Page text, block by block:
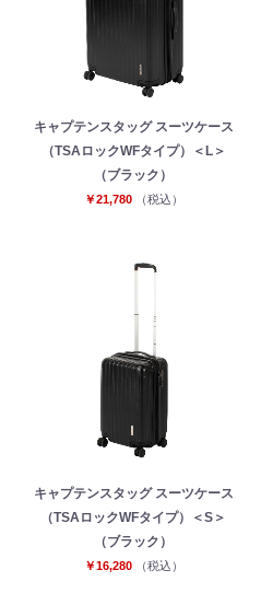
キャプテンスタッグ スーツケース
（TSAロックWFタイプ）＜L＞
（ブラック）
￥21,780 （税込）
キャプテンスタッグ スーツケース
（TSAロックWFタイプ）＜S＞
（ブラック）
￥16,280 （税込）